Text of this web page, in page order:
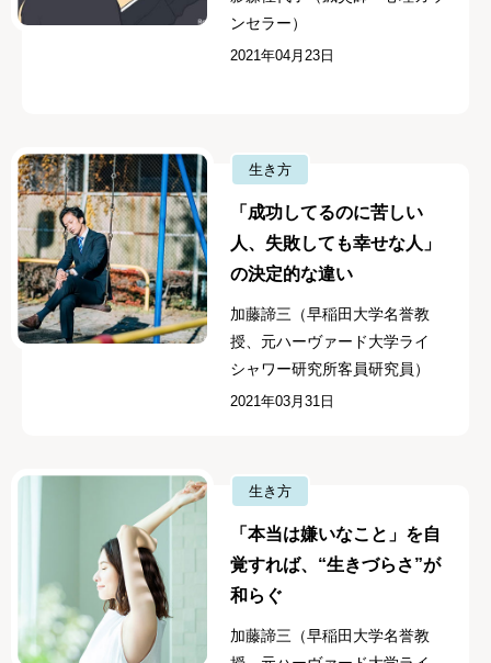
ンセラー）
2021年04月23日
生き方
「成功してるのに苦しい
人、失敗しても幸せな人」
の決定的な違い
加藤諦三（早稲田大学名誉教
授、元ハーヴァード大学ライ
シャワー研究所客員研究員）
2021年03月31日
生き方
「本当は嫌いなこと」を自
覚すれば、“生きづらさ”が
和らぐ
加藤諦三（早稲田大学名誉教